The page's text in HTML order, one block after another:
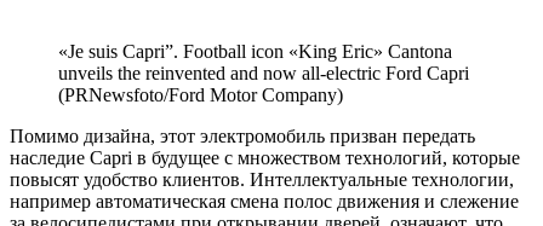
«Je suis Capri”. Football icon «King Eric» Cantona
unveils the reinvented and now all-electric Ford Capri
(PRNewsfoto/Ford Motor Company)
Помимо дизайна, этот электромобиль призван передать
наследие Capri в будущее с множеством технологий, которые
повысят удобство клиентов. Интеллектуальные технологии,
например автоматическая смена полос движения и слежение